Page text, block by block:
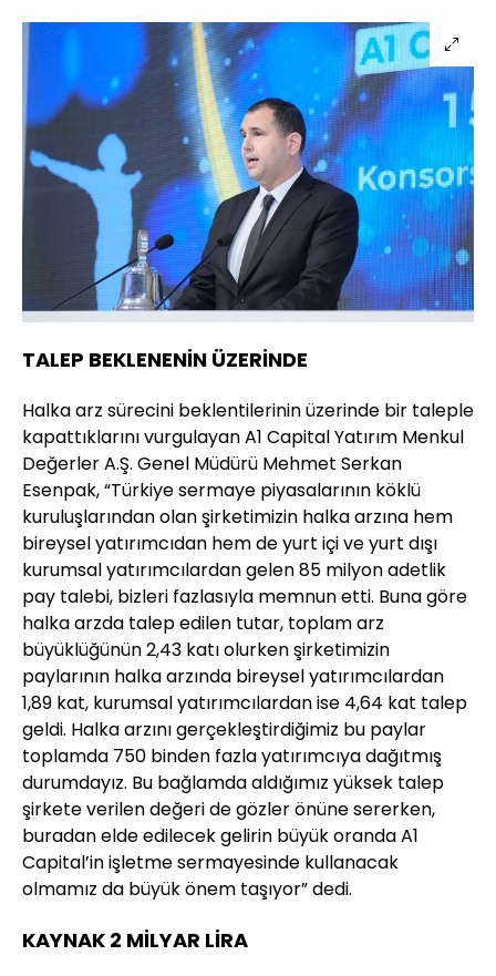
TALEP BEKLENENİN ÜZERİNDE
Halka arz sürecini beklentilerinin üzerinde bir taleple
kapattıklarını vurgulayan A1 Capital Yatırım Menkul
Değerler A.Ş. Genel Müdürü Mehmet Serkan
Esenpak, “Türkiye sermaye piyasalarının köklü
kuruluşlarından olan şirketimizin halka arzına hem
bireysel yatırımcıdan hem de yurt içi ve yurt dışı
kurumsal yatırımcılardan gelen 85 milyon adetlik
pay talebi, bizleri fazlasıyla memnun etti. Buna göre
halka arzda talep edilen tutar, toplam arz
büyüklüğünün 2,43 katı olurken şirketimizin
paylarının halka arzında bireysel yatırımcılardan
1,89 kat, kurumsal yatırımcılardan ise 4,64 kat talep
geldi. Halka arzını gerçekleştirdiğimiz bu paylar
toplamda 750 binden fazla yatırımcıya dağıtmış
durumdayız. Bu bağlamda aldığımız yüksek talep
şirkete verilen değeri de gözler önüne sererken,
buradan elde edilecek gelirin büyük oranda A1
Capital’in işletme sermayesinde kullanacak
olmamız da büyük önem taşıyor” dedi.
KAYNAK 2 MİLYAR LİRA